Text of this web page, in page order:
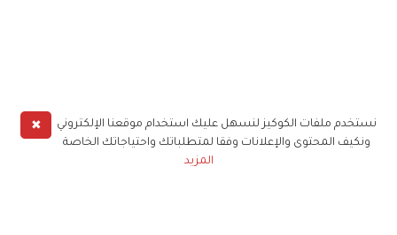
✖
نستخدم ملفات الكوكيز لنسهل عليك استخدام موقعنا الإلكتروني
ونكيف المحتوى والإعلانات وفقا لمتطلباتك واحتياجاتك الخاصة
المزيد